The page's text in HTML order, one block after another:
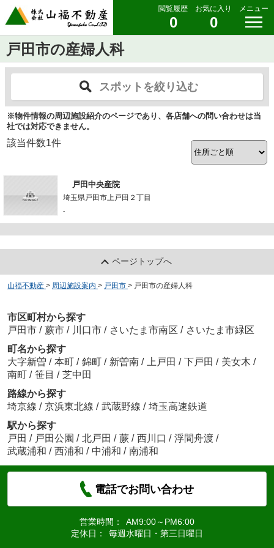
閲覧履歴
0
お気に入り
0
メニュー
戸田市の産婦人科
スポットを絞り込む
※物件情報の周辺施設紹介のページであり、各店舗への問い合わせは当
社では対応できません。
該当件数1件
戸田中央産院
埼玉県戸田市上戸田２丁目
-
ページトップへ
山福不動産 > 周辺施設案内 > 戸田市 > 戸田市の産婦人科
市区町村から探す
戸田市 / 蕨市 / 川口市 / さいたま市南区 / さいたま市緑区
町名から探す
大字新曽 / 本町 / 錦町 / 新曽南 / 上戸田 / 下戸田 / 美女木 /
南町 / 笹目 / 芝中田
路線から探す
埼京線 / 京浜東北線 / 武蔵野線 / 埼玉高速鉄道
駅から探す
戸田 / 戸田公園 / 北戸田 / 蕨 / 西川口 / 浮間舟渡 /
武蔵浦和 / 西浦和 / 中浦和 / 南浦和
電話でお問い合わせ
営業時間：
AM9:00～PM6:00
定休日：
毎週水曜日・第三日曜日